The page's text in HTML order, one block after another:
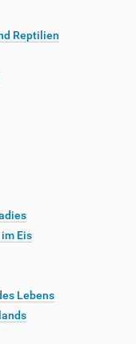
Reptilien
Eis
Lebens